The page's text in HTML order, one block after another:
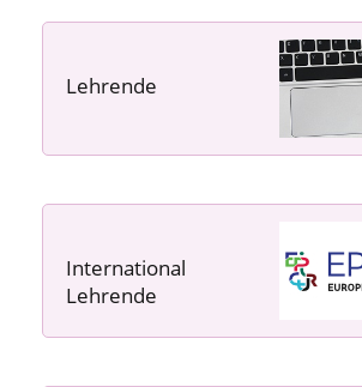
Lehrende
International
Lehrende